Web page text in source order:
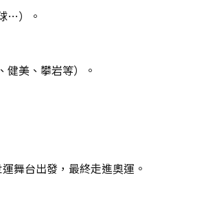
…）。
健美、攀岩等）。
舞台出發，最終走進奧運。